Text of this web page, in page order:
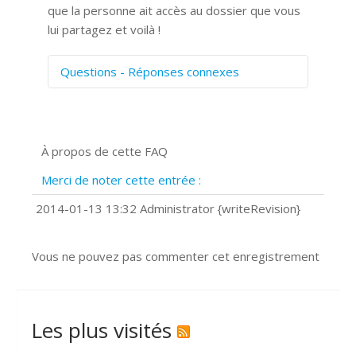
que la personne ait accès au dossier que vous
lui partagez et voilà !
Questions - Réponses connexes
Prise de vue 360°
?
Comment installer Google Chrome ?
À propos de cette FAQ
Merci de noter cette entrée :
2014-01-13 13:32 Administrator {writeRevision}
Vous ne pouvez pas commenter cet enregistrement
Les plus visités